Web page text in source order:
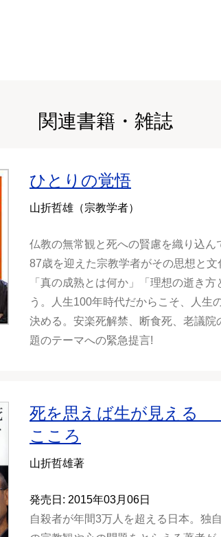
関連書籍・雑誌
ひとりの覚悟
山折哲雄（宗教学者）
仏教の無常観と死への賢慮を織り込ん
87歳を迎えた宗教学者がその思想と文
「真の成熟とは何か」「理想の逝き方
う。人生100年時代だからこそ、人生
決める。安楽死解禁、断食死、老議院
題のテーマへの緊急提言!
死を思えば生が見える
こころ
山折哲雄著
発売日: 2015年03月06日
自殺者が年間3万人を超える日本。独